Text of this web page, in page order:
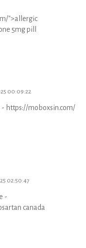
">allergic
5mg pill
00:09:22
- https://moboxsin.com/
02:50:47
-
canada